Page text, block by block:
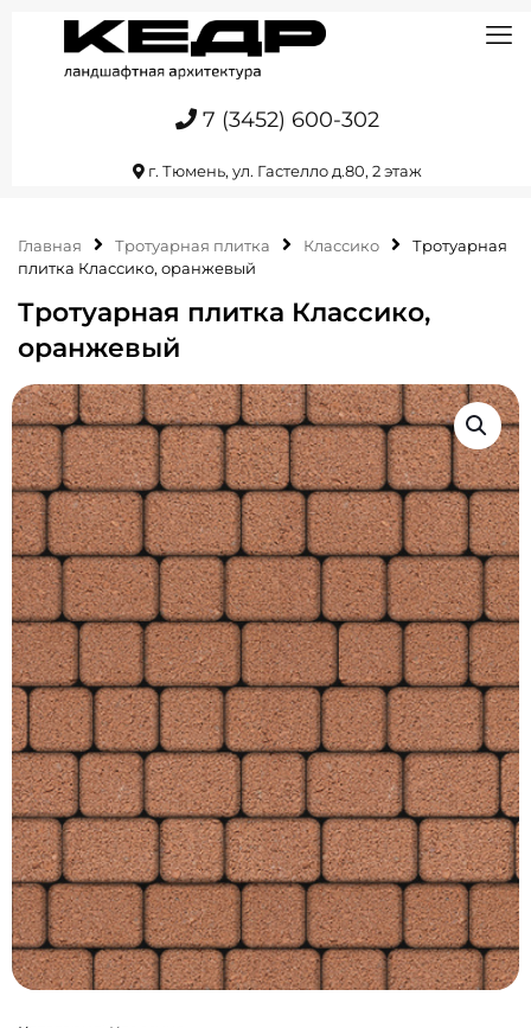
7 (3452) 600-302
г. Тюмень, ул. Гастелло д.80, 2 этаж
Главная Тротуарная плитка Классико
Тротуарная
плитка Классико, оранжевый
Тротуарная плитка Классико,
оранжевый